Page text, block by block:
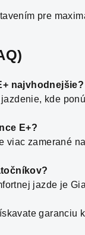
pre
najvhodnejšie?
kde
E+?
viac zamerané
jazde je